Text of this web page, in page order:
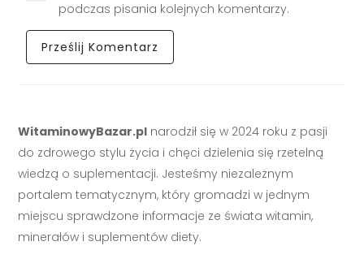
podczas pisania kolejnych komentarzy.
WitaminowyBazar.pl narodził się w 2024 roku z pasji
do zdrowego stylu życia i chęci dzielenia się rzetelną
wiedzą o suplementacji. Jesteśmy niezależnym
portalem tematycznym, który gromadzi w jednym
miejscu sprawdzone informacje ze świata witamin,
minerałów i suplementów diety.